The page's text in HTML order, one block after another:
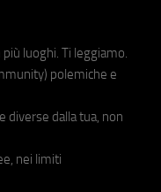
luoghi. Ti leggiamo.
polemiche e
diverse dalla tua, non
nei limiti